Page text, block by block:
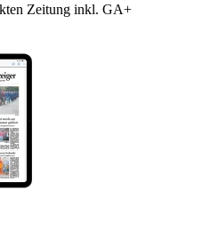
Zeitung inkl. GA+